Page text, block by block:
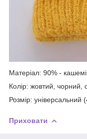
Матеріал: 90% -
Колір: жовтий, чорний,
Розмір: універсальний
Приховати